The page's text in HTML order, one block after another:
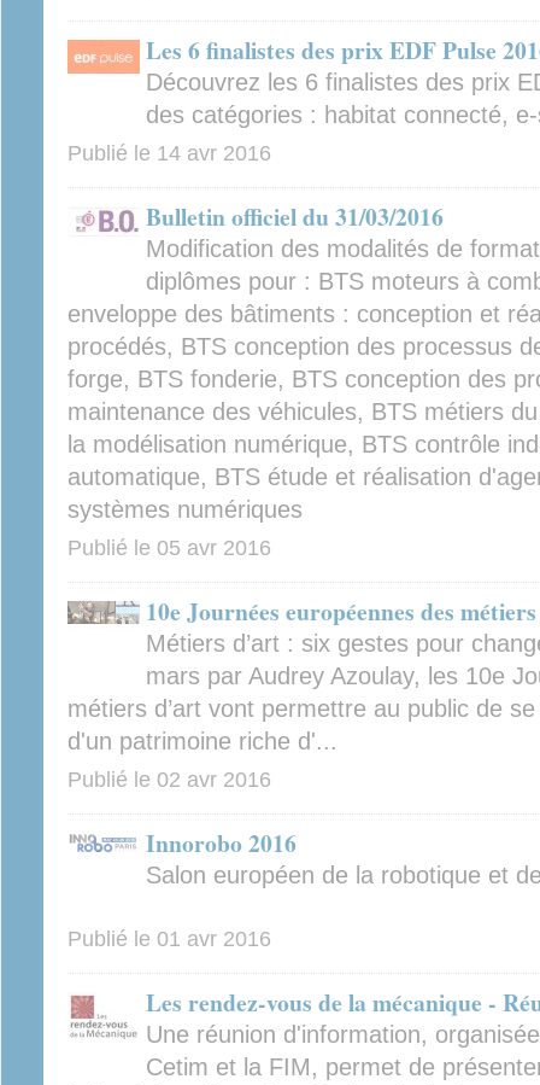
Les 6 finalistes des prix EDF Pulse
Découvrez les 6 finalistes des prix
des catégories : habitat connecté,
Publié le 14 avr 2016
Bulletin officiel du 31/03/2016
Modification des modalités de
diplômes pour : BTS moteurs à
enveloppe des bâtiments : conception et
procédés, BTS conception des processus
forge, BTS fonderie, BTS conception des
maintenance des véhicules, BTS métiers
la modélisation numérique, BTS contrôle
automatique, BTS étude et réalisation
systèmes numériques
Publié le 05 avr 2016
10e Journées européennes des
Métiers d’art : six gestes pour
mars par Audrey Azoulay, les 10e
métiers d’art vont permettre au public de
d'un patrimoine riche d'...
Publié le 02 avr 2016
Innorobo 2016
Salon européen de la robotique et
Publié le 01 avr 2016
Les rendez-vous de la mécanique -
Une réunion d'information,
Cetim et la FIM, permet de